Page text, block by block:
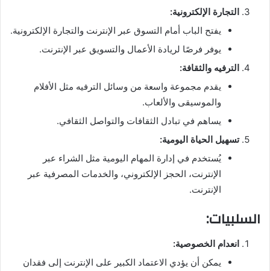
التجارة الإلكترونية:
يفتح الباب أمام التسوق عبر الإنترنت والتجارة الإلكترونية.
يوفر فرصًا لريادة الأعمال والتسويق عبر الإنترنت.
الترفيه والثقافة:
يقدم مجموعة واسعة من وسائل الترفيه مثل الأفلام
والموسيقى والألعاب.
يساهم في تبادل الثقافات والتواصل الثقافي.
تسهيل الحياة اليومية:
يُستخدم في إدارة المهام اليومية مثل الشراء عبر
الإنترنت، الحجز الإلكتروني، والخدمات المصرفية عبر
الإنترنت.
السلبيات:
انعدام الخصوصية:
يمكن أن يؤدي الاعتماد الكبير على الإنترنت إلى فقدان